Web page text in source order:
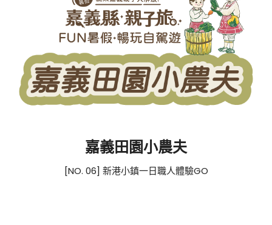
嘉義田園小農夫
[NO. 06] 新港小鎮一日職人體驗GO